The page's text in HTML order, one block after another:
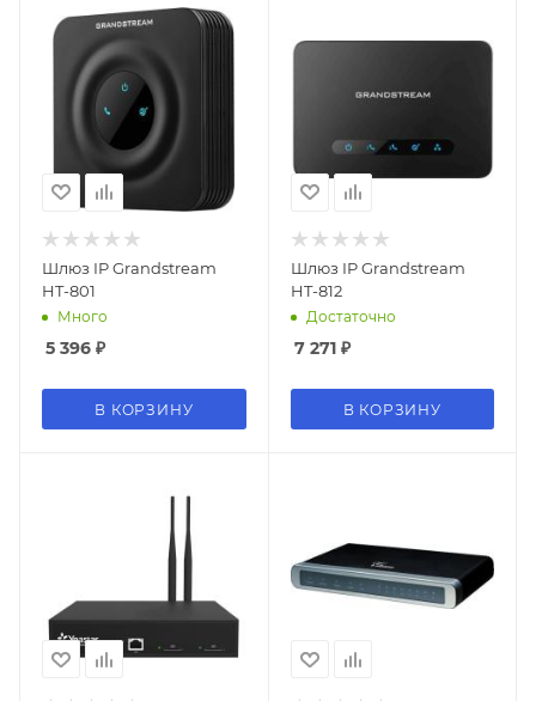
Шлюз IP Grandstream
HT-801
Много
5 396 ₽
В КОРЗИНУ
Шлюз IP Grandstream
HT-812
Достаточно
7 271₽
В КОРЗИНУ